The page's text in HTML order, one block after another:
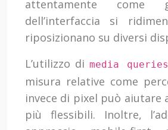
attentamente come
dell’interfaccia si
riposizionano su diversi
L’utilizzo di media
misura relative come
invece di pixel può aiutare
più flessibili. Inoltre,